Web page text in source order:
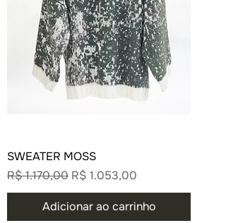
SWEATER MOSS
Preço normal
R$ 1.170,00 Preço promocional
R$ 1.053,00
Adicionar ao carrinho